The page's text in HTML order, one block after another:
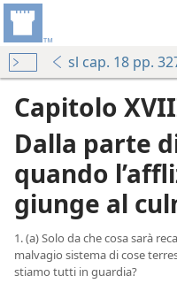
sl cap. 18 pp.
Capitolo
Dalla parte
quando
giunge al
1. (a) Solo da che cosa sarà
malvagio sistema di cose
stiamo tutti in guardia?